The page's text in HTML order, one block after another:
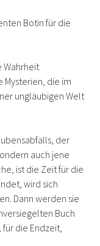
Botin für die
Wahrheit
die im
ungläubigen Welt
der
auch jene
ist die Zeit für die
wird sich
Dann werden sie
Buch
die Endzeit,